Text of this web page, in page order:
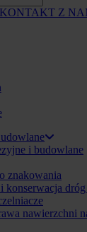
KONTAKT Z
i budowlane
znakowania
konserwacja
nawierzchni